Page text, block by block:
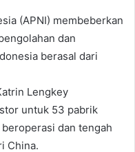
(APNI) membeberkan
dan
berasal dari
Lengkey
untuk 53 pabrik
dan tengah
China.